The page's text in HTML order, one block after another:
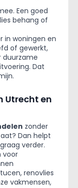
Een goed
behang of
in woningen en
of gewerkt,
duurzame
Dat
Utrecht en
zonder
Dan helpt
verder.
voor
renovlies
vakmensen,